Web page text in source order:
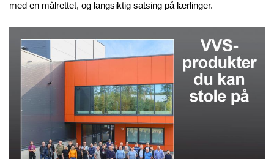
med en målrettet, og langsiktig satsing på lærlinger.